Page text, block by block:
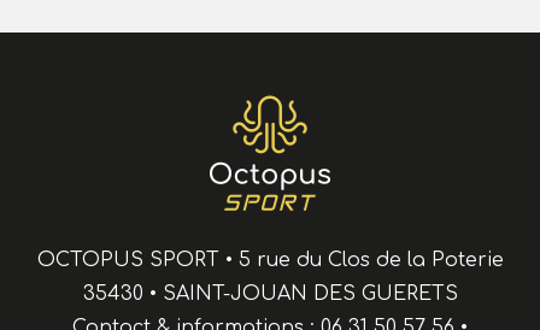
OCTOPUS SPORT • 5 rue du Clos de la Poterie
35430 • SAINT-JOUAN DES GUERETS